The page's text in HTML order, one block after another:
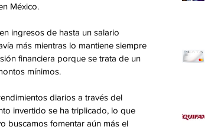
México.
ingresos de hasta un salario
más mientras lo mantiene siempre
financiera porque se trata de un
mínimos.
diarios a través del
invertido se ha triplicado, lo que
buscamos fomentar aún más el